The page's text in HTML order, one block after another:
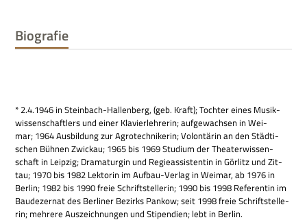
Biografie
* 2.4.1946 in Stein­bach-Hal­len­berg, (geb. Kraft); Toch­ter eines Musik­
wis­sen­schaft­lers und einer Kla­vier­leh­re­rin; auf­ge­wach­sen in Wei­
mar; 1964 Aus­bil­dung zur Agro­tech­ni­ke­rin; Volon­tä­rin an den Städ­ti­
schen Büh­nen Zwickau; 1965 bis 1969 Stu­dium der Thea­ter­wis­sen­
schaft in Leip­zig; Dra­ma­tur­gin und Regie­as­si­sten­tin in Gör­litz und Zit­
tau; 1970 bis 1982 Lek­to­rin im Auf­bau-Ver­lag in Wei­mar, ab 1976 in
Ber­lin; 1982 bis 1990 freie Schrift­stel­le­rin; 1990 bis 1998 Refe­ren­tin im
Bau­de­zer­nat des Ber­li­ner Bezirks Pan­kow; seit 1998 freie Schrift­stel­le­
rin; meh­rere Aus­zeich­nun­gen und Sti­pen­dien; lebt in Berlin.